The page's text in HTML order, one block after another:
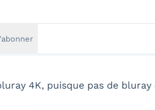
4K, puisque pas de bluray